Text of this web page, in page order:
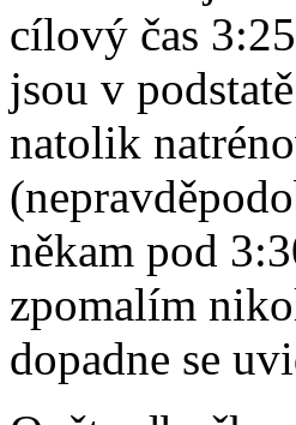
cílový čas
jsou v
natolik
někam pod
zpomalím
dopadne se